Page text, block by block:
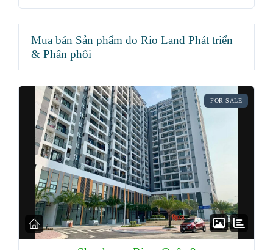
Mua bán Sản phẩm do Rio Land Phát triển
& Phân phối
FOR SALE